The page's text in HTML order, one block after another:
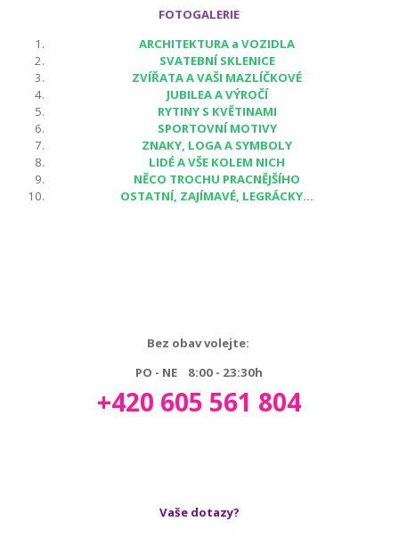
FOTOGALERIE
ARCHITEKTURA a VOZIDLA
SVATEBNÍ SKLENICE
ZVÍŘATA A VAŠI MAZLÍČKOVÉ
JUBILEA A VÝROČÍ
RYTINY S KVĚTINAMI
SPORTOVNÍ MOTIVY
ZNAKY, LOGA A SYMBOLY
LIDÉ A VŠE KOLEM NICH
NĚCO TROCHU PRACNĚJŠÍHO
OSTATNÍ, ZAJÍMAVÉ, LEGRÁCKY...
Bez obav volejte:
PO - NE 8:00 - 23:30h
+420 605 561 804
Vaše dotazy?